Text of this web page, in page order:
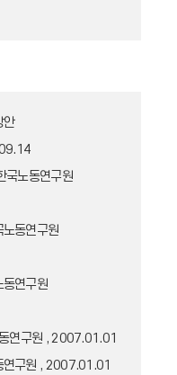
안
국노동연구원
노동연구원
동연구원
연구원 , 2007.01.01
연구원 , 2007.01.01